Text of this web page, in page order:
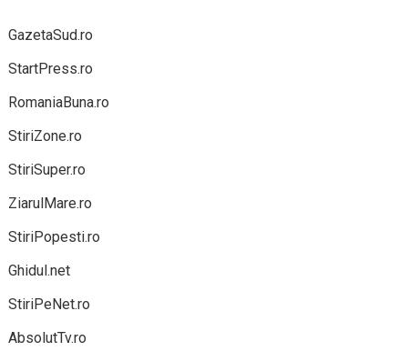
GazetaSud.ro
StartPress.ro
RomaniaBuna.ro
StiriZone.ro
StiriSuper.ro
ZiarulMare.ro
StiriPopesti.ro
Ghidul.net
StiriPeNet.ro
AbsolutTv.ro